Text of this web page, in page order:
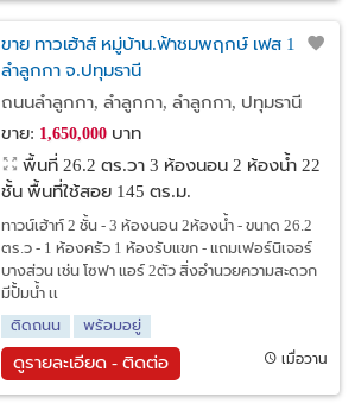
ขาย ทาวเฮ้าส์ หมู่บ้าน.ฟ้าชมพฤกษ์ เฟส 1
ลำลูกกา จ.ปทุมธานี
ถนนลำลูกกา, ลำลูกกา, ลำลูกกา, ปทุมธานี
ขาย: 1,650,000บาท
พื้นที่ 26.2 ตร.วา 3 ห้องนอน 2 ห้องน้ำ 22
ชั้น พื้นที่ใช้สอย 145 ตร.ม.
ทาวน์เฮ้าท์ 2 ชั้น - 3 ห้องนอน 2ห้องน้ำ - ขนาด 26.2
ตร.ว - 1 ห้องครัว 1 ห้องรับแขก - แถมเฟอร์นิเจอร์
บางส่วน เช่น โซฟา แอร์ 2ตัว สิ่งอำนวยความสะดวก
มีปั้มน้ำ เเ
ติดถนน
พร้อมอยู่
ดูรายละเอียด - ติดต่อ เมื่อวาน